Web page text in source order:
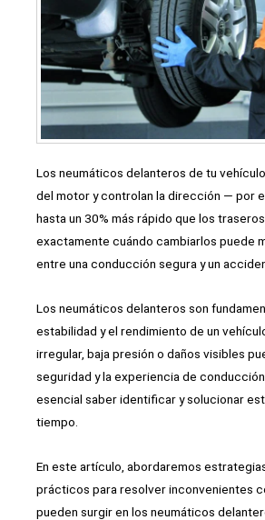
Los neumáticos delanteros de tu
del motor y controlan la dirección — por
hasta un 30% más rápido que los
exactamente cuándo cambiarlos puede
entre una conducción segura y un
Los neumáticos delanteros son
estabilidad y el rendimiento de un
irregular, baja presión o daños visibles
seguridad y la experiencia de
esencial saber identificar y solucionar
tiempo.
En este artículo, abordaremos
prácticos para resolver inconvenientes
pueden surgir en los neumáticos